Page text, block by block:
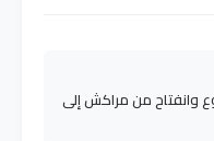
وانفتاح من مراكش إلى